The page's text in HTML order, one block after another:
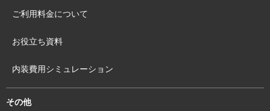
ご利用料金について
お役立ち資料
内装費用シミュレーション
その他